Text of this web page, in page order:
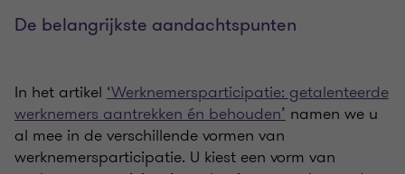
De belangrijkste aandachtspunten
In het artikel ‘Werknemersparticipatie: getalenteerde
werknemers aantrekken én behouden’ namen we u
al mee in de verschillende vormen van
werknemersparticipatie. U kiest een vorm van